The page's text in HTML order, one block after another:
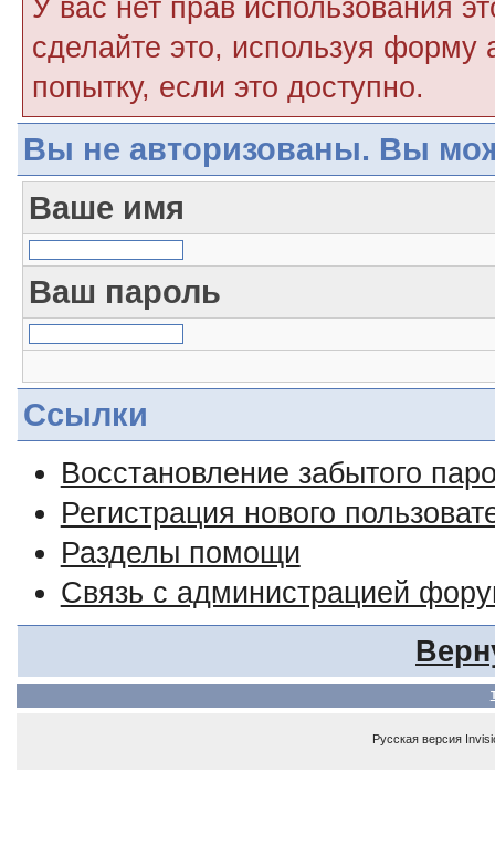
У вас нет прав использования
сделайте это, используя форму
попытку, если это доступно.
Вы не авторизованы. Вы
Ваше имя
Ваш пароль
Ссылки
Восстановление забытого
Регистрация нового
Разделы помощи
Связь с администрацией
Русская версия